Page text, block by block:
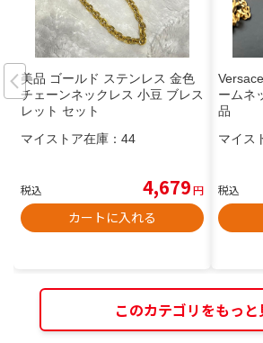
美品 ゴールド ステンレス 金色
チェーンネックレス 小豆 ブレス
レット セット
マイストア在庫： 44
税込 4,679円
カートに入れる
ームネ
品
マイス
税込
このカテゴリをもっと